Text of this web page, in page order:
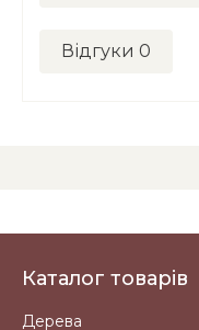
Відгуки 0
Каталог товарів
Дерева